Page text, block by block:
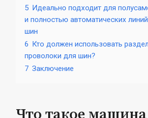
5 Идеально подходит для
и полностью автоматических
шин
6 Кто должен использовать
проволоки для шин?
7 Заключение